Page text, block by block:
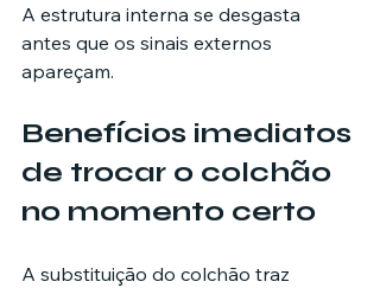
A estrutura interna se desgasta
antes que os sinais externos
apareçam.
Benefícios imediatos
de trocar o colchão
no momento certo
A substituição do colchão traz